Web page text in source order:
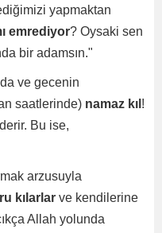
yapmaktan
emrediyor? Oysaki sen
bir adamsın."
ve gecenin
saatlerinde) namaz kıl !
Bu ise,
arzusuyla
kılarlar ve kendilerine
Allah yolunda